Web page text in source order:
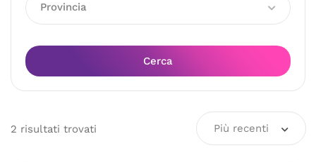
Provincia
Cerca
2 risultati trovati Più recenti